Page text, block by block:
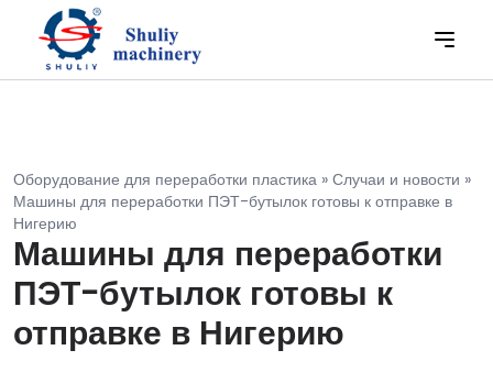
Оборудование для переработки пластика » Случаи и новости »
Машины для переработки ПЭТ-бутылок готовы к отправке в
Нигерию
Машины для переработки
ПЭТ-бутылок готовы к
отправке в Нигерию